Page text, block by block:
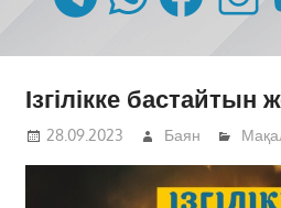
Ізгілікке бастайтын
28.09.2023 Баян